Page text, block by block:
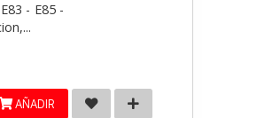
- E85 -
AÑADIR